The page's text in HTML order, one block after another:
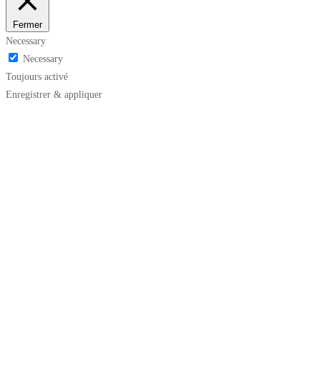
Fermer
Necessary
Necessary
Toujours activé
Enregistrer & appliquer